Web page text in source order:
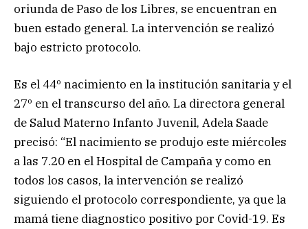
oriunda de Paso de los Libres, se encuentran en
buen estado general. La intervención se realizó
bajo estricto protocolo.
Es el 44º nacimiento en la institución sanitaria y el
27º en el transcurso del año. La directora general
de Salud Materno Infanto Juvenil, Adela Saade
precisó: “El nacimiento se produjo este miércoles
a las 7.20 en el Hospital de Campaña y como en
todos los casos, la intervención se realizó
siguiendo el protocolo correspondiente, ya que la
mamá tiene diagnostico positivo por Covid-19. Es